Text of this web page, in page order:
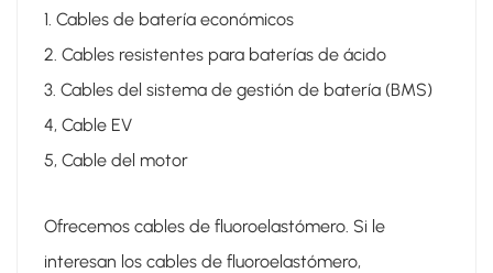
1. Cables de batería económicos
2. Cables resistentes para baterías de ácido
3. Cables del sistema de gestión de batería (BMS)
4, Cable EV
5, Cable del motor
Ofrecemos cables de fluoroelastómero. Si le
interesan los cables de fluoroelastómero,